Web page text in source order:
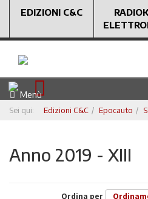
EDIZIONI C&C
Menù
Sei qui: Edizioni C&C Epocauto
Anno 2019 - XIII
Ordina per